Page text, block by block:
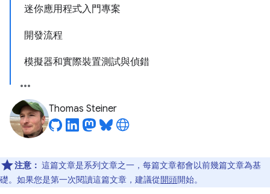
迷你應用程式入門專案
開發流程
模擬器和實際裝置測試與偵錯
Thomas Steiner
注意： 這篇文章是系列文章之一，每篇文章都會以前幾篇文章為基
礎。如果您是第一次閱讀這篇文章，建議從開頭開始。